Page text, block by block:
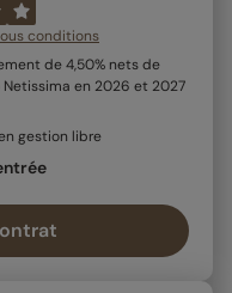
conditions
de 4,50% nets de
en 2026 et 2027
gestion libre